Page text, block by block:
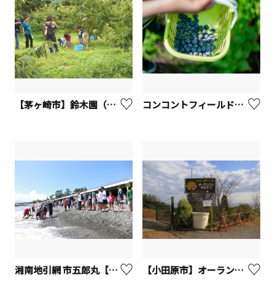
【茅ヶ崎市】鈴木園（果物狩り） コンコントフィールド（ブルーベリーガーデン旭）
湘南地引網 市五郎丸【二宮町】 【小田原市】オーランジェ・ガルデン（みかん狩り）